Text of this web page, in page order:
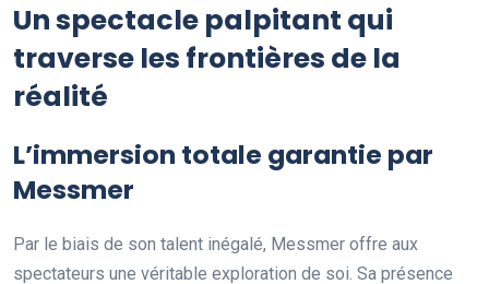
Un spectacle palpitant qui
traverse les frontières de la
réalité
L’immersion totale garantie par
Messmer
Par le biais de son talent inégalé, Messmer offre aux
spectateurs une véritable exploration de soi. Sa présence